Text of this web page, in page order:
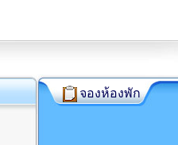
จองห้องพัก